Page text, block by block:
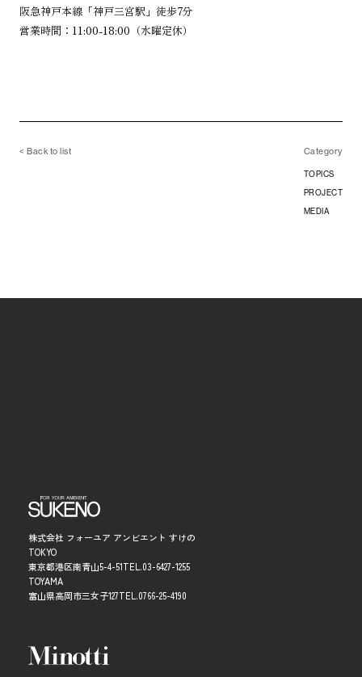
阪急神戸本線「神戸三宮駅」徒歩7分
営業時間：11:00-18:00（水曜定休）
< Back to list Category
TOPICS
PROJECT
MEDIA
株式会社 フォーユア アンビエント すけの
TOKYO
東京都港区南青山5-4-51TEL.03-6427-1255
TOYAMA
富山県高岡市三女子127TEL.0766-25-4190